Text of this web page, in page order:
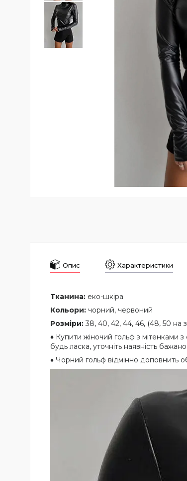
Опис Характеристики
Тканина: еко-шкіра
Кольори: чорний, червоний
Розміри:38, 40, 42, 44, 46, (48, 50 на
♦ Купити жіночий гольф з мітенками
будь ласка, уточніть наявність
♦ Чорний гольф відмінно доповнить